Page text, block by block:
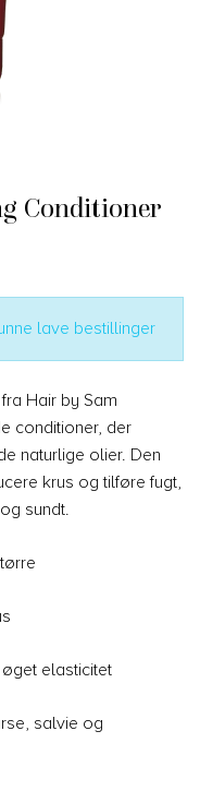
Conditioner
lave bestillinger
Hair by Sam
conditioner, der
naturlige olier. Den
krus og tilføre fugt,
sundt.
elasticitet
salvie og